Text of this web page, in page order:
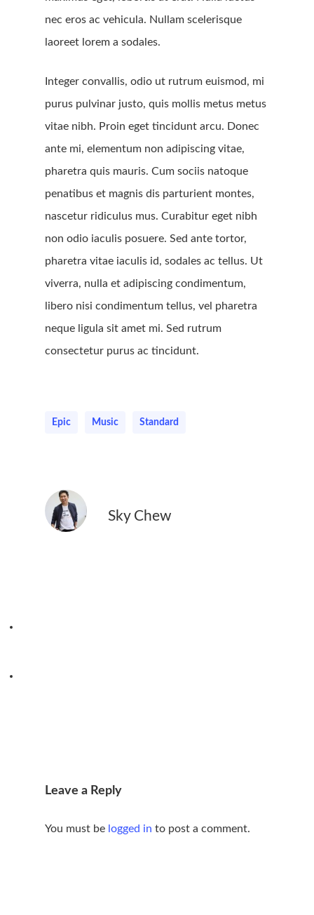
nec eros ac vehicula. Nullam scelerisque
laoreet lorem a sodales.
Integer convallis, odio ut rutrum euismod, mi
purus pulvinar justo, quis mollis metus metus
vitae nibh. Proin eget tincidunt arcu. Donec
ante mi, elementum non adipiscing vitae,
pharetra quis mauris. Cum sociis natoque
penatibus et magnis dis parturient montes,
nascetur ridiculus mus. Curabitur eget nibh
non odio iaculis posuere. Sed ante tortor,
pharetra vitae iaculis id, sodales ac tellus. Ut
viverra, nulla et adipiscing condimentum,
libero nisi condimentum tellus, vel pharetra
neque ligula sit amet mi. Sed rutrum
consectetur purus ac tincidunt.
Epic Music Standard
Sky Chew
Leave a Reply
You must be logged in to post a comment.